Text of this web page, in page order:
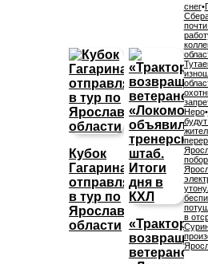
Кубок
Гагарина
отправляется
в тур по
Ярославской
области «Трактор»
возвращает
ветеранов,
снег•
Неро•
в